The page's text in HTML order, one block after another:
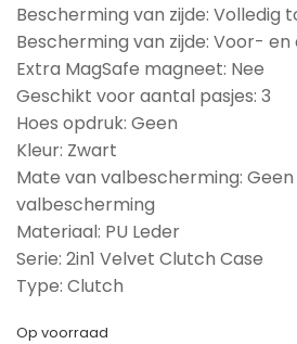
Bescherming van zijde: Volledig
Bescherming van zijde: Voor-
Extra MagSafe magneet: Nee
Geschikt voor aantal pasjes: 3
Hoes opdruk: Geen
Kleur: Zwart
Mate van valbescherming:
valbescherming
Materiaal: PU Leder
Serie: 2in1 Velvet Clutch Case
Type: Clutch
Op voorraad